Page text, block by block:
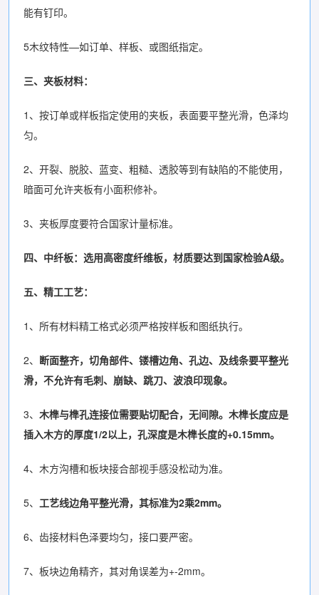
能有钉印。
5木纹特性—如订单、样板、或图纸指定。
三、夹板材料：
1、按订单或样板指定使用的夹板，表面要平整光滑，色泽均
匀。
2、开裂、脱胶、蓝变、粗糙、透胶等到有缺陷的不能使用，
暗面可允许夹板有小面积修补。
3、夹板厚度要符合国家计量标准。
四、中纤板：选用高密度纤维板，材质要达到国家检验A级。
五、精工工艺：
1、所有材料精工格式必须严格按样板和图纸执行。
2、 断面整齐，切角部件、镂槽边角、孔边、及线条要平整光
滑，不允许有毛刺、崩缺、跳刀、波浪印现象。
3、 木榫与榫孔连接位需要贴切配合，无间隙。木榫长度应是
插入木方的厚度1/2以上，孔深度是木榫长度的+0.15mm。
4、木方沟槽和板块接合部视手感没松动为准。
5、 工艺线边角平整光滑，其标准为2乘2mm。
6、齿接材料色泽要均匀，接口要严密。
7、板块边角精齐，其对角误差为+-2mm。